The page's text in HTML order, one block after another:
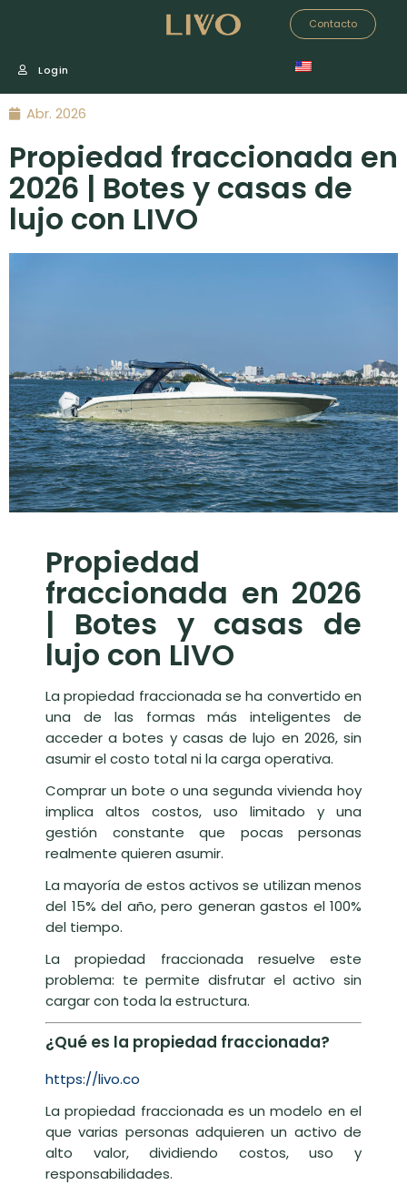
Contacto
Login
Abr. 2026
Propiedad fraccionada en
2026 | Botes y casas de
lujo con LIVO
Propiedad
fraccionada en 2026
| Botes y casas de
lujo con LIVO
La propiedad fraccionada se ha convertido en
una de las formas más inteligentes de
acceder a botes y casas de lujo en 2026, sin
asumir el costo total ni la carga operativa.
Comprar un bote o una segunda vivienda hoy
implica altos costos, uso limitado y una
gestión constante que pocas personas
realmente quieren asumir.
La mayoría de estos activos se utilizan menos
del 15% del año, pero generan gastos el 100%
del tiempo.
La propiedad fraccionada resuelve este
problema: te permite disfrutar el activo sin
cargar con toda la estructura.
¿Qué es la propiedad fraccionada?
https://livo.co
La propiedad fraccionada es un modelo en el
que varias personas adquieren un activo de
alto valor, dividiendo costos, uso y
responsabilidades.